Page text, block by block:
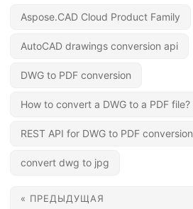
Aspose.CAD Cloud Product Family
AutoCAD drawings conversion api
DWG to PDF conversion
How to convert a DWG to a PDF file?
REST API for DWG to PDF conversion
convert dwg to jpg
« ПРЕДЫДУЩАЯ